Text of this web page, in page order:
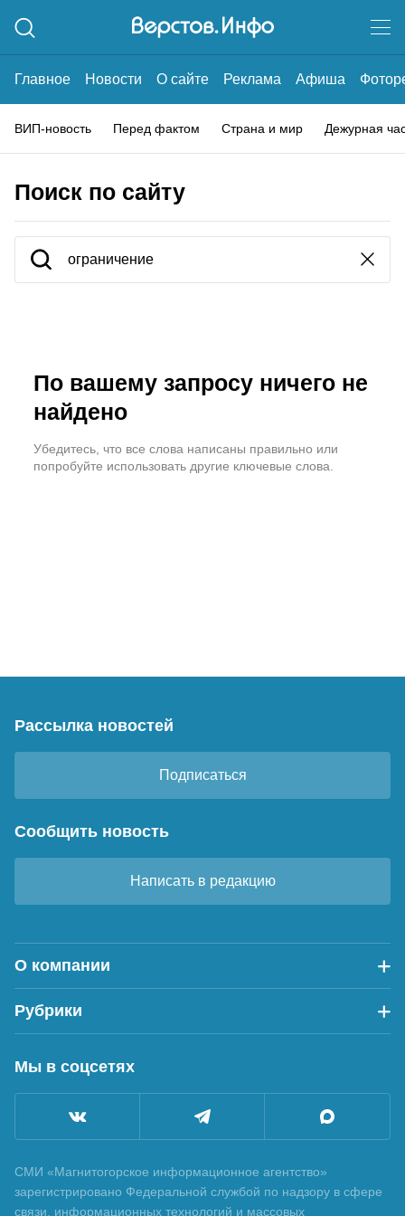
Главное Новости О сайте Реклама Афиша
ВИП-новость Перед фактом Страна и мир Дежурная
Поиск по сайту
По вашему запросу ничего не
найдено
Убедитесь, что все слова написаны правильно или
попробуйте использовать другие ключевые слова.
Рассылка новостей
Подписаться
Сообщить новость
Написать в редакцию
О компании
Рубрики
Мы в соцсетях
СМИ «Магнитогорское информационное агентство»
зарегистрировано Федеральной службой по надзору в сфере
связи, информационных технологий и массовых